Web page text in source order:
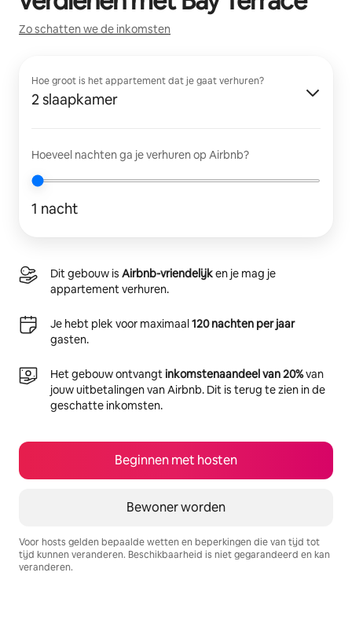
Zo schatten we de inkomsten
Hoe groot is het appartement dat je gaat verhuren?
2 slaapkamer
Hoeveel nachten ga je verhuren op Airbnb?
1 nacht
Dit gebouw is Airbnb-vriendelijken je mag je
appartement verhuren.
Je hebt plek voor maximaal120 nachten per jaar
gasten.
Het gebouw ontvangtinkomstenaandeel van 20%van
jouw uitbetalingen van Airbnb. Dit is terug te zien in de
geschatte inkomsten.
Beginnen met hosten
Bewoner worden
Voor hosts gelden bepaalde wetten en beperkingen die van tijd tot
tijd kunnen veranderen. Beschikbaarheid is niet gegarandeerd en kan
veranderen.